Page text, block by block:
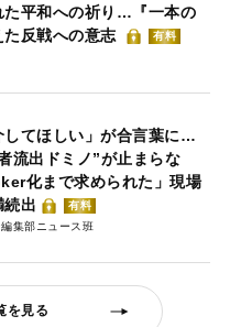
た平和への祈り…『一本の
反戦への意志
有料
してほしい」が合言葉に…
流出ドミノ”が止まらな
化まで求められた」現場
続出
有料
集部ニュース班
を見る